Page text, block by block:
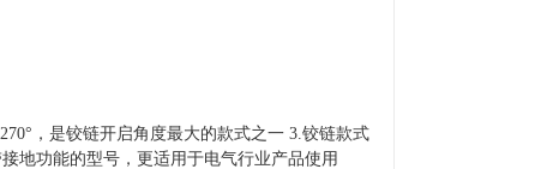
，是铰链开启角度最大的款式之一 3.铰链款式
地功能的型号，更适用于电气行业产品使用